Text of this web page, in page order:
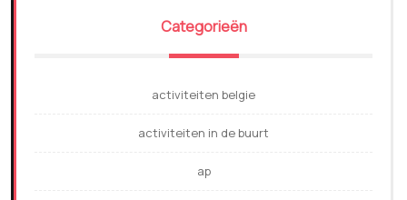
Categorieën
activiteiten belgie
activiteiten in de buurt
ap